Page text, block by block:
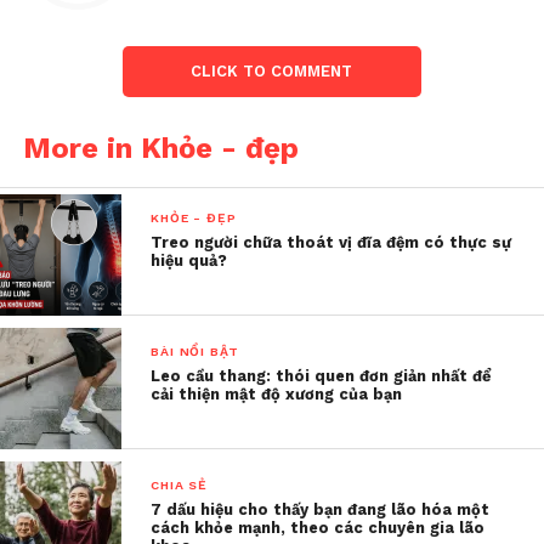
dinh dưỡng cao. Trong 100g nước cốt chanh chứa
khoảng 53mg vitamin C – một chất chống oxy hóa
chanh còn có chứa chất xơ và một số hợp chất thực
vật có lợi.
Tuy nhiên, điều quan trọng
là: không có bằng chứng
khoa học nào chứng minh
nước chanh có thể “thanh
lọc” hay “giải độc” cơ thể
như nhiều người vẫn lầm
tưởng.
CLICK TO COMMENT
More in Khỏe - đẹp
KHỎE - ĐẸP
Treo người chữa thoát vị đĩa đệm có thực sự
hiệu quả?
BÀI NỔI BẬT
Leo cầu thang: thói quen đơn giản nhất để
cải thiện mật độ xương của bạn
CHIA SẺ
7 dấu hiệu cho thấy bạn đang lão hóa một
cách khỏe mạnh, theo các chuyên gia lão